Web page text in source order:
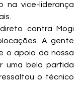
na vice-liderança
contra Mogi
A gente
o apoio da nossa
uma bela partida
o técnico